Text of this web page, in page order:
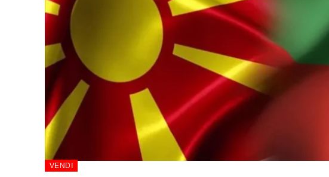
VENDI